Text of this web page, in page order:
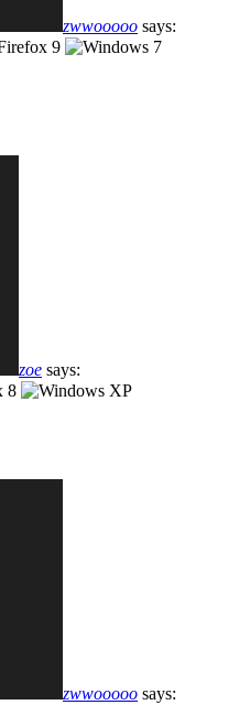
zwwooooo says:
zoe says:
zwwooooo says: